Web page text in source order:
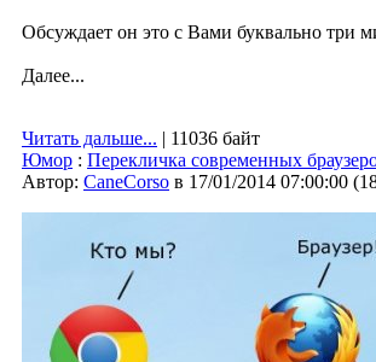
Обсуждает он это с Вами буквально три
Далее...
Читать дальше... | 11036 байт
Юмор : Перекличка современных
Автор: CaneCorso в 17/01/2014 07:00:00 (